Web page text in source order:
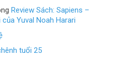
Review Sách: Sapiens –
Yuval Noah Harari
tuổi 25